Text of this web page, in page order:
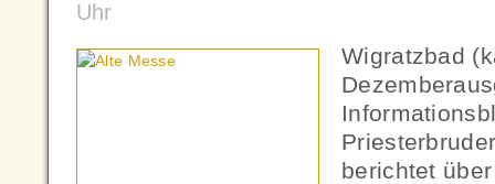
Uhr
Wigratzbad
berichtet